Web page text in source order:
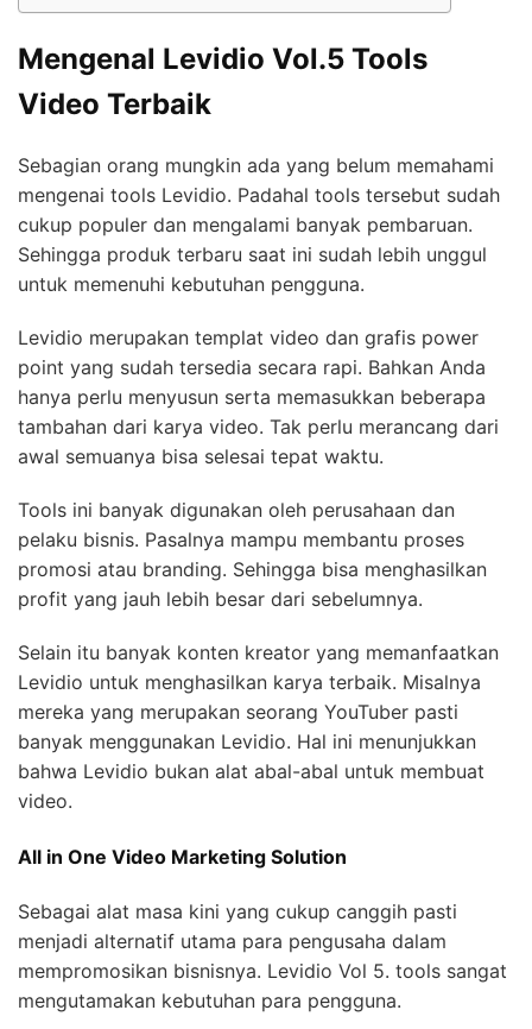
Mengenal Levidio Vol.5 Tools
Video Terbaik
Sebagian orang mungkin ada yang belum memahami
mengenai tools Levidio. Padahal tools tersebut sudah
cukup populer dan mengalami banyak pembaruan.
Sehingga produk terbaru saat ini sudah lebih unggul
untuk memenuhi kebutuhan pengguna.
Levidio merupakan templat video dan grafis power
point yang sudah tersedia secara rapi. Bahkan Anda
hanya perlu menyusun serta memasukkan beberapa
tambahan dari karya video. Tak perlu merancang dari
awal semuanya bisa selesai tepat waktu.
Tools ini banyak digunakan oleh perusahaan dan
pelaku bisnis. Pasalnya mampu membantu proses
promosi atau branding. Sehingga bisa menghasilkan
profit yang jauh lebih besar dari sebelumnya.
Selain itu banyak konten kreator yang memanfaatkan
Levidio untuk menghasilkan karya terbaik. Misalnya
mereka yang merupakan seorang YouTuber pasti
banyak menggunakan Levidio. Hal ini menunjukkan
bahwa Levidio bukan alat abal-abal untuk membuat
video.
All in One Video Marketing Solution
Sebagai alat masa kini yang cukup canggih pasti
menjadi alternatif utama para pengusaha dalam
mempromosikan bisnisnya. Levidio Vol 5. tools sangat
mengutamakan kebutuhan para pengguna.